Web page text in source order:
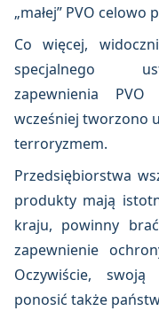
„małej” PVO celowo
Co więcej,
specjalnego
zapewnienia
wcześniej tworzono
terroryzmem.
Przedsiębiorstwa
produkty mają
kraju, powinny
zapewnienie
Oczywiście, swoją
ponosić także